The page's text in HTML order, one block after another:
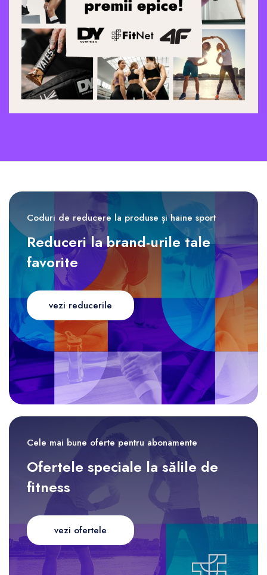
Coduri de reducere la produse și haine sport
Reduceri la brand-urile tale
favorite
vezi reducerile
Cele mai bune oferte pentru abonamente
Ofertele speciale la sălile de
fitness
vezi ofertele